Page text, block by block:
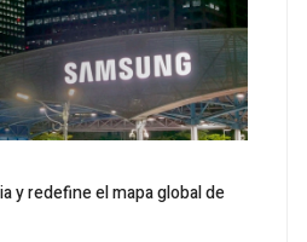
y redefine el mapa global de